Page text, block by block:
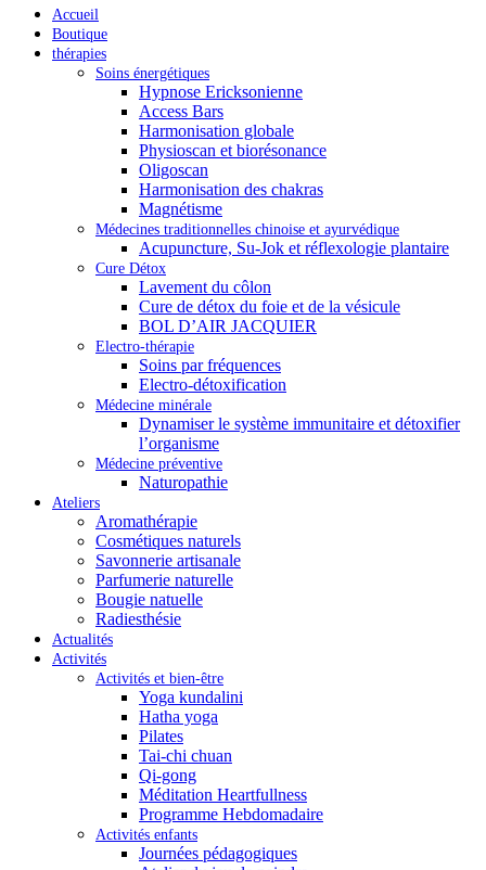
Accueil
Boutique
thérapies
Soins énergétiques
Hypnose Ericksonienne
Access Bars
Harmonisation globale
Physioscan et biorésonance
Oligoscan
Harmonisation des chakras
Magnétisme
Médecines traditionnelles chinoise et ayurvédique
Acupuncture, Su-Jok et réflexologie plantaire
Cure Détox
Lavement du côlon
Cure de détox du foie et de la vésicule
BOL D’AIR JACQUIER
Electro-thérapie
Soins par fréquences
Electro-détoxification
Médecine minérale
Dynamiser le système immunitaire et détoxifier
l’organisme
Médecine préventive
Naturopathie
Ateliers
Aromathérapie
Cosmétiques naturels
Savonnerie artisanale
Parfumerie naturelle
Bougie natuelle
Radiesthésie
Actualités
Activités
Activités et bien-être
Yoga kundalini
Hatha yoga
Pilates
Tai-chi chuan
Qi-gong
Méditation Heartfullness
Programme Hebdomadaire
Activités enfants
Journées pédagogiques